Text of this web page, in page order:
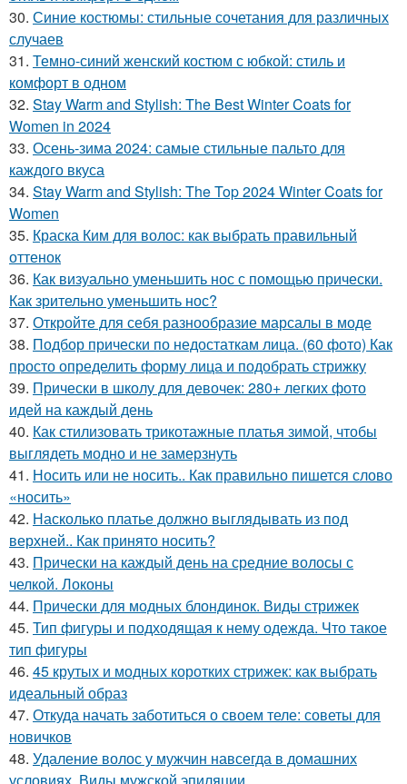
30. Синие костюмы: стильные сочетания для различных
случаев
31. Темно-синий женский костюм с юбкой: стиль и
комфорт в одном
32. Stay Warm and Stylish: The Best Winter Coats for
Women in 2024
33. Осень-зима 2024: самые стильные пальто для
каждого вкуса
34. Stay Warm and Stylish: The Top 2024 Winter Coats for
Women
35. Краска Ким для волос: как выбрать правильный
оттенок
36. Как визуально уменьшить нос с помощью прически.
Как зрительно уменьшить нос?
37. Откройте для себя разнообразие марсалы в моде
38. Подбор прически по недостаткам лица. (60 фото) Как
просто определить форму лица и подобрать стрижку
39. Прически в школу для девочек: 280+ легких фото
идей на каждый день
40. Как стилизовать трикотажные платья зимой, чтобы
выглядеть модно и не замерзнуть
41. Носить или не носить.. Как правильно пишется слово
«носить»
42. Насколько платье должно выглядывать из под
верхней.. Как принято носить?
43. Прически на каждый день на средние волосы с
челкой. Локоны
44. Прически для модных блондинок. Виды стрижек
45. Тип фигуры и подходящая к нему одежда. Что такое
тип фигуры
46. 45 крутых и модных коротких стрижек: как выбрать
идеальный образ
47. Откуда начать заботиться о своем теле: советы для
новичков
48. Удаление волос у мужчин навсегда в домашних